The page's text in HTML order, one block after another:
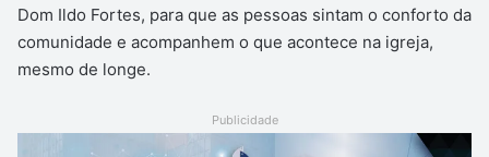
Dom Ildo Fortes, para que as pessoas sintam o conforto da
comunidade e acompanhem o que acontece na igreja,
mesmo de longe.
Publicidade